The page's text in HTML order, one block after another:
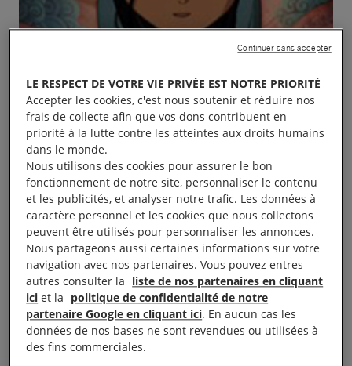
Séance débat à partir du filmParvana, de Nora
Twoney à 20h15 au Cinéma Odyssée.
En Afghanistan, sous le régime taliban, Parvana,
onze ans, grandit à Kaboul ravagée par la guerre.
Elle aime écouter les histoires que lui raconte son
LE RESPECT DE VOTRE VIE PRIVÉE EST NOTRE PRIORITÉ
Accepter les cookies, c'est nous soutenir et réduire nos
frais de collecte afin que vos dons contribuent en
priorité à la lutte contre les atteintes aux droits humains
dans le monde.
Nous utilisons des cookies pour assurer le bon
fonctionnement de notre site, personnaliser le contenu
et les publicités, et analyser notre trafic. Les données à
caractère personnel et les cookies que nous collectons
peuvent être utilisés pour personnaliser les annonces.
Nous partageons aussi certaines informations sur votre
navigation avec nos partenaires. Vous pouvez entres
autres consulter la liste de nos partenaires en cliquant
ici et la politique de confidentialité de notre
partenaire Google en cliquant ici. En aucun cas les
données de nos bases ne sont revendues ou utilisées à
des fins commerciales.
Continuer sans accepter